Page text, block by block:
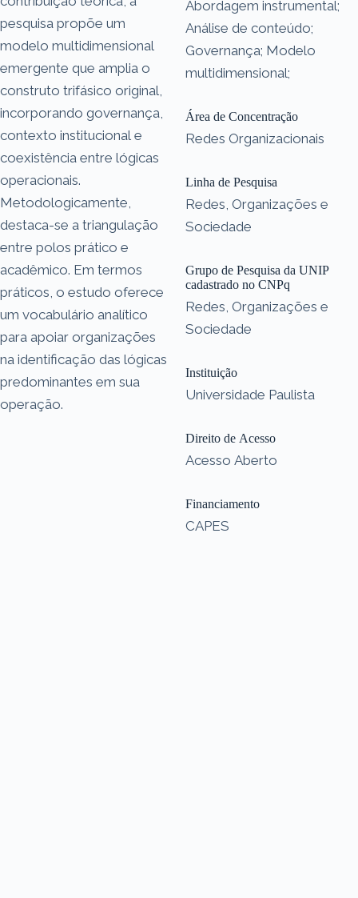
pesquisa propõe um
modelo multidimensional
emergente que amplia o
construto trifásico original,
incorporando governança,
contexto institucional e
coexistência entre lógicas
operacionais.
Metodologicamente,
destaca-se a triangulação
entre polos prático e
acadêmico. Em termos
práticos, o estudo oferece
um vocabulário analítico
para apoiar organizações
na identificação das lógicas
predominantes em sua
operação.
Abordagem instrumental;
Análise de conteúdo;
Governança; Modelo
multidimensional;
Área de Concentração
Redes Organizacionais
Linha de Pesquisa
Redes, Organizações e
Sociedade
Grupo de Pesquisa da UNIP
cadastrado no CNPq
Redes, Organizações e
Sociedade
Instituição
Universidade Paulista
Direito de Acesso
Acesso Aberto
Financiamento
CAPES